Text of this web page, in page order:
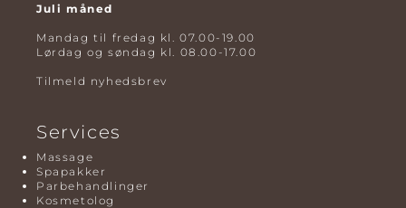
Juli måned
Mandag til fredag kl. 07.00-19.00
Lørdag og søndag kl. 08.00-17.00
Tilmeld nyhedsbrev
Services
Massage
Spapakker
Parbehandlinger
Kosmetolog